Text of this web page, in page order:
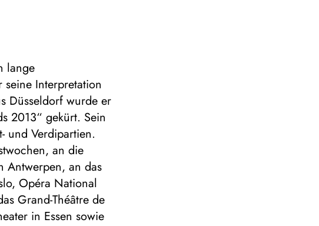
lange
Interpretation
Düsseldorf wurde er
2013“ gekürt. Sein
und Verdipartien.
an die
Antwerpen, an das
Opéra National
Grand-Théâtre de
in Essen sowie